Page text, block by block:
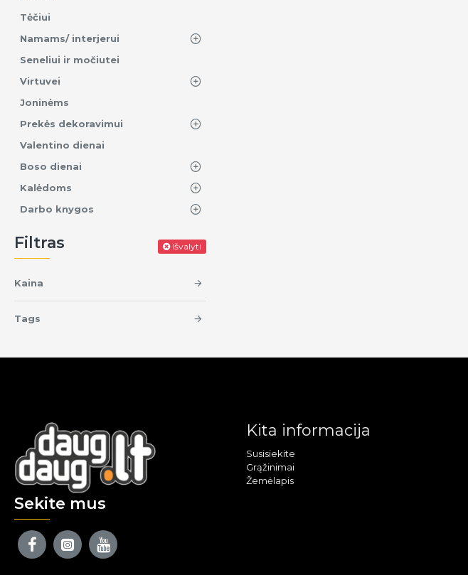
Tėčiui
Namams/ interjerui
Seneliui ir močiutei
Virtuvei
Joninėms
Prekės dekoravimui
Valentino dienai
Boso dienai
Kalėdoms
Darbo knygos
Filtras Išvalyti
Kaina
Tags
Sekite mus
Kita informacija
Susisiekite
Grąžinimai
Žemėlapis